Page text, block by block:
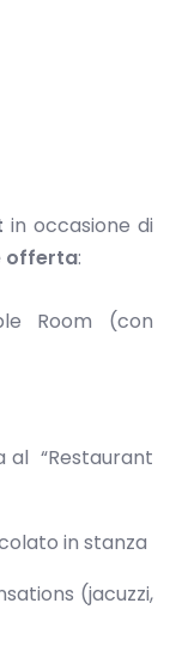
in occasione di
offerta:
Room (con
al “Restaurant
in stanza
(jacuzzi,